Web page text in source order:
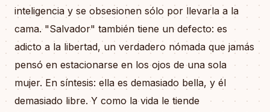
inteligencia y se obsesionen sólo por llevarla a la
cama. "Salvador" también tiene un defecto: es
adicto a la libertad, un verdadero nómada que jamás
pensó en estacionarse en los ojos de una sola
mujer. En síntesis: ella es demasiado bella, y él
demasiado libre. Y como la vida le tiende